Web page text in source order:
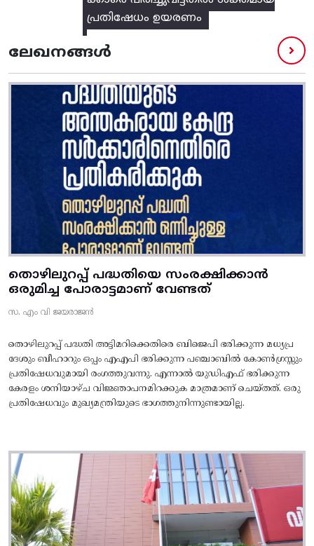
പ്രതിഷേധം ഉയരണം
ലേഖനങ്ങൾ
തൊഴിലുറപ്പ് പദ്ധതിയെ സംരക്ഷിക്കാൻ
ഒരുമിച്ച പോരാട്ടമാണ് വേണ്ടത്
സ. എം വി ജയരാജൻ
തൊഴിലുറപ്പ് പദ്ധതി അട്ടിമറിക്കെതിരെ ബിജെപി ഭരിക്കുന്ന മധ്യപ്ര
ദേശും ബീഹാറും ഒപ്പം എഎപി ഭരിക്കുന്ന പഞ്ചാബിൽ കോൺഗ്രസ്സും
പ്രതിഷേധവുമായി രംഗത്തുവന്നു. എന്നാൽ യുഡിഎഫ് ഭരിക്കുന്ന
കേരളം ശനിയാഴ്ച വിജ്ഞാപനമിറക്കുക മാത്രമാണ് ചെയ്തത്. ഒരു
പ്രതിഷേധവും മുഖ്യമന്ത്രിയുടെ ഭാഗത്തുനിന്നുണ്ടായില്ല.